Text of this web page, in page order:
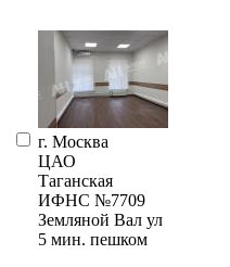
г. Москва
ЦАО
Таганская
ИФНС №7709
Земляной Вал ул
5 мин. пешком